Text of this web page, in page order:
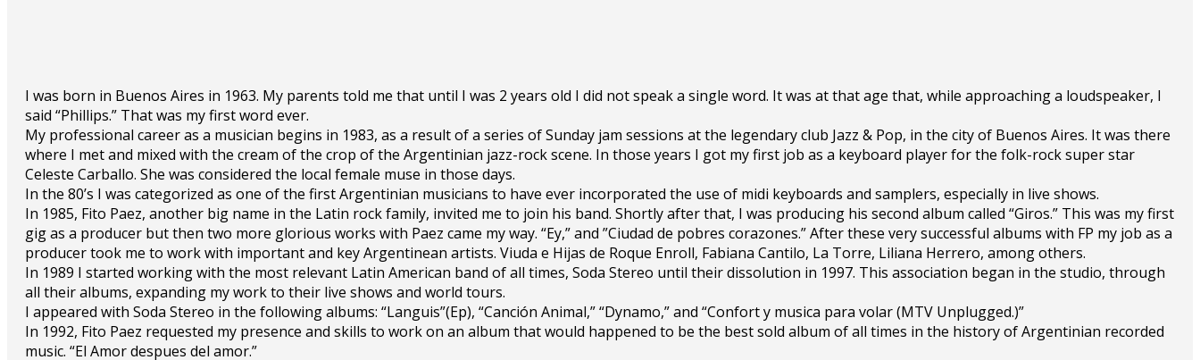
I was born in Buenos Aires in 1963. My parents told me that until I was 2 years old I did not speak a single word. It was at that age that, while approaching a loudspeaker, I
said “Phillips.” That was my first word ever.
My professional career as a musician begins in 1983, as a result of a series of Sunday jam sessions at the legendary club Jazz & Pop, in the city of Buenos Aires. It was there
where I met and mixed with the cream of the crop of the Argentinian jazz-rock scene. In those years I got my first job as a keyboard player for the folk-rock super star
Celeste Carballo. She was considered the local female muse in those days.
In the 80’s I was categorized as one of the first Argentinian musicians to have ever incorporated the use of midi keyboards and samplers, especially in live shows.
In 1985, Fito Paez, another big name in the Latin rock family, invited me to join his band. Shortly after that, I was producing his second album called “Giros.” This was my first
gig as a producer but then two more glorious works with Paez came my way. “Ey,” and ”Ciudad de pobres corazones.” After these very successful albums with FP my job as a
producer took me to work with important and key Argentinean artists. Viuda e Hijas de Roque Enroll, Fabiana Cantilo, La Torre, Liliana Herrero, among others.
In 1989 I started working with the most relevant Latin American band of all times, Soda Stereo until their dissolution in 1997. This association began in the studio, through
all their albums, expanding my work to their live shows and world tours.
I appeared with Soda Stereo in the following albums: “Languis”(Ep), “Canción Animal,” “Dynamo,” and “Confort y musica para volar (MTV Unplugged.)”
In 1992, Fito Paez requested my presence and skills to work on an album that would happened to be the best sold album of all times in the history of Argentinian recorded
music. “El Amor despues del amor.”